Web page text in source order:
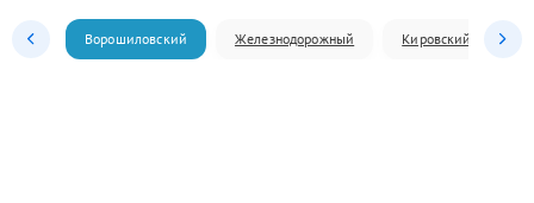
Ворошиловский Железнодорожный Кировский